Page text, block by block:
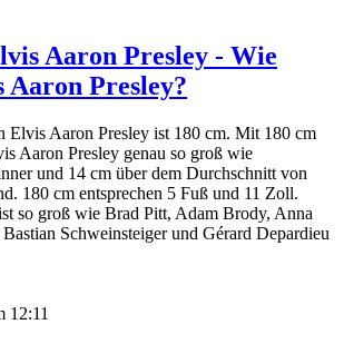
Aaron Presley - Wie
Aaron Presley?
Elvis Aaron Presley ist 180 cm. Mit 180 cm
Aaron Presley genau so groß wie
und 14 cm über dem Durchschnitt von
180 cm entsprechen 5 Fuß und 11 Zoll.
so groß wie Brad Pitt, Adam Brody, Anna
Schweinsteiger und Gérard Depardieu
12:11